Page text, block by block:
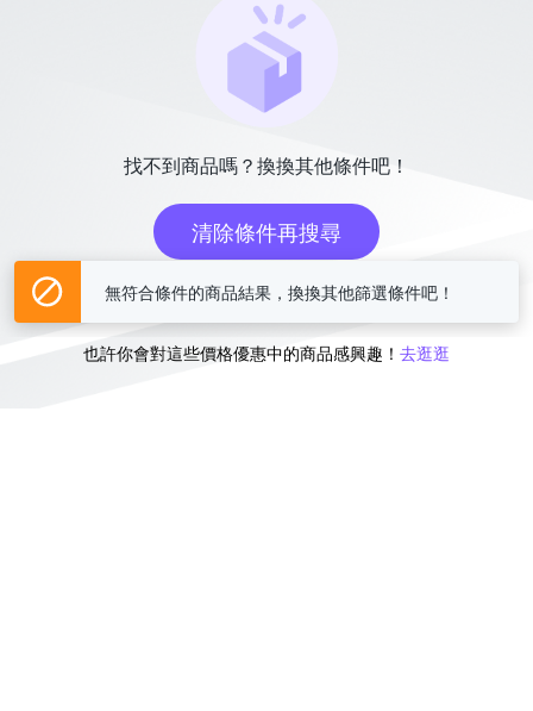
找不到商品嗎？換換其他條件吧！
清除條件再搜尋
或
也許你會對這些價格優惠中的商品感興趣！ 去逛逛
無符合條件的商品結果，換換其他篩選條件吧！